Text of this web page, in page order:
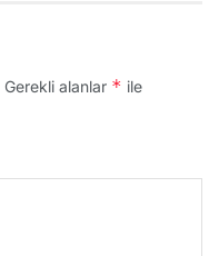
Gerekli alanlar * ile